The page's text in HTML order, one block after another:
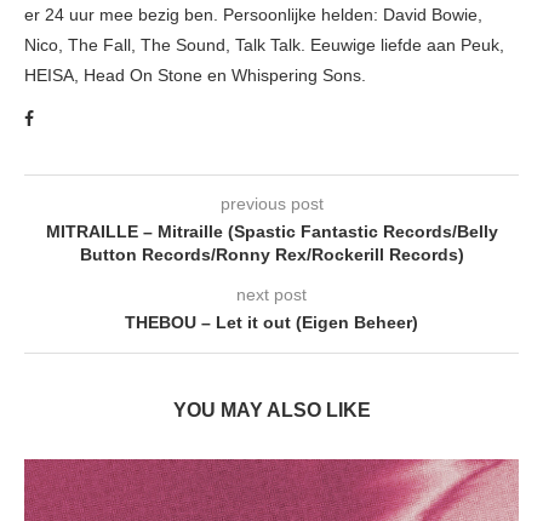
er 24 uur mee bezig ben. Persoonlijke helden: David Bowie,
Nico, The Fall, The Sound, Talk Talk. Eeuwige liefde aan Peuk,
HEISA, Head On Stone en Whispering Sons.
previous post
MITRAILLE – Mitraille (Spastic Fantastic Records/Belly
Button Records/Ronny Rex/Rockerill Records)
next post
THEBOU – Let it out (Eigen Beheer)
YOU MAY ALSO LIKE